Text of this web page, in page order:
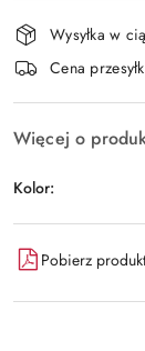
Dostępność
i
dostawa
Wysyłka w
Cena
Więcej o
Kolor:
Pobierz